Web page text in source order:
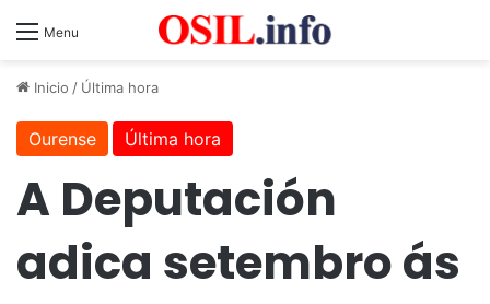
Menu
Inicio / Última hora
Ourense Última hora
A Deputación
adica setembro ás